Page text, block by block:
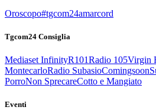
Oroscopo#tgcom24amarcord
Tgcom24 Consiglia
Mediaset InfinityR101Radio 105Virgin
MontecarloRadio SubasioComingsoon
PorroNon SprecareCotto e Mangiato
Eventi